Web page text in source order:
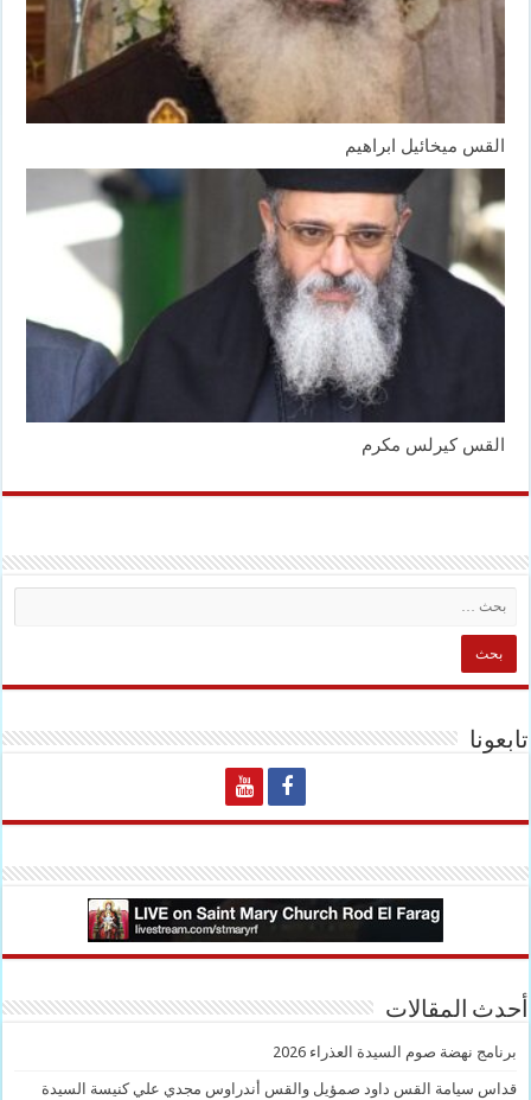
القس ميخائيل ابراهيم
القس كيرلس مكرم
تابعونا
أحدث المقالات
برنامج نهضة صوم السيدة العذراء 2026
قداس سيامة القس داود صمؤيل والقس أندراوس مجدي علي كنيسة السيدة